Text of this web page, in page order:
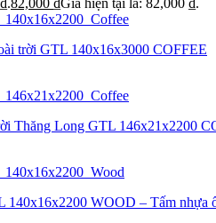
trời GTL 140x16x3000 COFFEE
Thăng Long GTL 146x21x2200
140x16x2200 WOOD – Tấm nhựa